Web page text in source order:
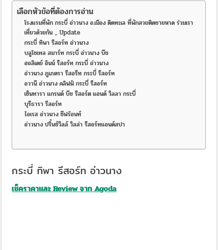
เลือกหัวข้อที่ต้องการอ่าน
โรงแรมที่พัก กระบี่ อ่าวนาง อ.เมือง ติดทะเล ที่พักสวยติดชายหาด ร่วมเรา
เที่ยวด้วยกัน _ Update
กระบี่ ทิพา รีสอร์ท อ่าวนาง
บลูโซเทล สมาร์ท กระบี่ อ่าวนาง บีช
ฮอลิเดย์ อินน์ รีสอร์ท กระบี่ อ่าวนาง
อ่าวนาง ภูเภตรา รีสอรืท กระบี่ รีสอร์ท
อวานี อ่าวนาง คลิฟฟ์ กระบี่ รีสอร์ท
เซ็นทารา แกรนด์ บีช รีสอร์ต แอนด์ วิลลา กระบี่
บุรีธารา รีสอร์ท
ไอเรส อ่าวนาง ซีฟร้อนท์
อ่าวนาง ปริ้นซ์วิลล์ วิลล่า รีสอร์ทแอนด์สปา
กระบี่ ทิพา รีสอร์ท อ่าวนาง
เช็คราคาและ Review จาก Agoda